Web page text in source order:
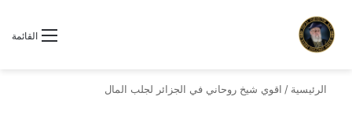
القائمة
الرئيسية / اقوي شيخ روحاني في الجزائر لجلب المال